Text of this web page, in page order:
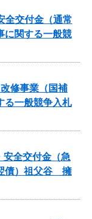
全交付金（通常
関する一般競
修事業（国補
る一般競争入札
安全交付金（急
債）祖父谷 擁